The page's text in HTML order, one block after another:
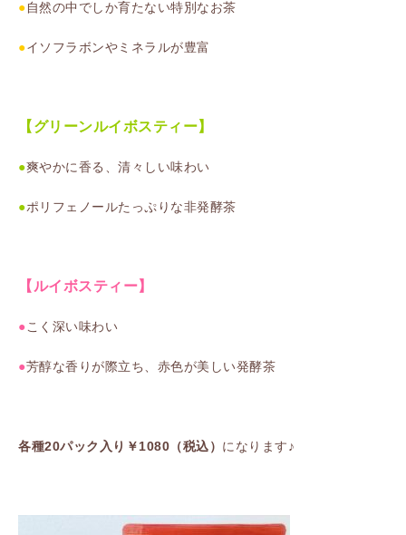
●自然の中でしか育たない特別なお茶
●イソフラボンやミネラルが豊富
【グリーンルイボスティー】
●爽やかに香る、清々しい味わい
●ポリフェノールたっぷりな非発酵茶
【ルイボスティー】
●こく深い味わい
●芳醇な香りが際立ち、赤色が美しい発酵茶
各種20パック入り￥1080（税込） になります♪